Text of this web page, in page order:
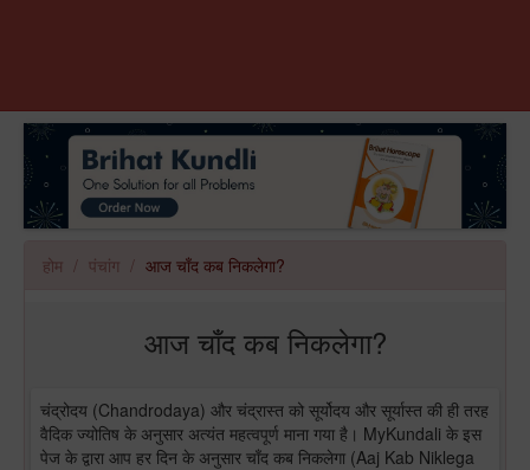
होम पंचांग आज चाँद कब निकलेगा?
आज चाँद कब निकलेगा?
चंद्रोदय (Chandrodaya) और चंद्रास्त को सूर्योदय और सूर्यास्त की ही तरह
वैदिक ज्योतिष के अनुसार अत्यंत महत्वपूर्ण माना गया है। MyKundali के इस
पेज के द्वारा आप हर दिन के अनुसार चाँद कब निकलेगा (Aaj Kab Niklega